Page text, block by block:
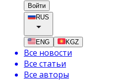
Войти
RUS
ENG KGZ
Все новости
Все статьи
Все авторы